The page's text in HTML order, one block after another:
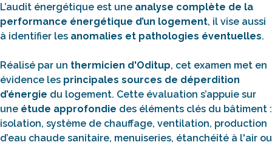
L’audit énergétique est une analyse complète de la
performance énergétique d’un logement, il vise aussi
à identifier les anomalies et pathologies éventuelles.
Réalisé par un thermicien d'Oditup, cet examen met en
évidence les principales sources de déperdition
d’énergie du logement. Cette évaluation s’appuie sur
une étude approfondie des éléments clés du bâtiment :
isolation, système de chauffage, ventilation, production
d’eau chaude sanitaire, menuiseries, étanchéité à l'air ou